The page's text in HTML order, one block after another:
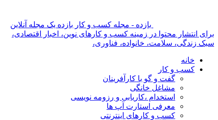
بازده - مجله کسب و کار بازده یک مجله آنلاین
برای انتشار محتوا در زمینه کسب و کارهای نوین، اخبار اقتصادی،
سبک زندگی، سلامت، خانواده، فناوری،
خانه
کسب و کار
گفت و گو با کارآفرینان
مشاغل خانگی
استخدام ،کاریابی و رزومه نویسی
معرفی استارت آپ ها
کسب و کارهای اینترنتی